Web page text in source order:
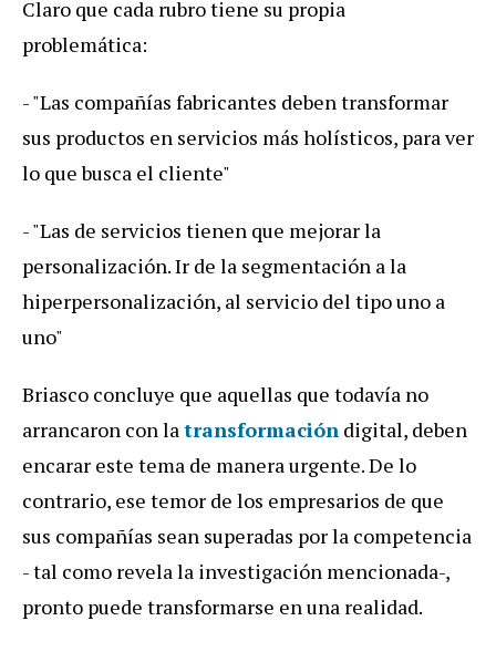
Claro que cada rubro tiene su propia
problemática:
- "Las compañías fabricantes deben transformar
sus productos en servicios más holísticos, para ver
lo que busca el cliente"
- "Las de servicios tienen que mejorar la
personalización. Ir de la segmentación a la
hiperpersonalización, al servicio del tipo uno a
uno"
Briasco concluye que aquellas que todavía no
arrancaron con la transformación digital, deben
encarar este tema de manera urgente. De lo
contrario, ese temor de los empresarios de que
sus compañías sean superadas por la competencia
- tal como revela la investigación mencionada-,
pronto puede transformarse en una realidad.